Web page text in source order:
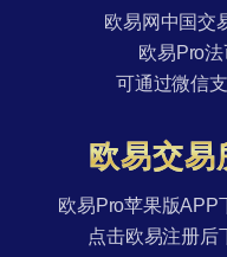
欧易网中国交
欧易Pro法
可通过微信
欧易交易
欧易Pro苹果版APP
点击欧易注册后